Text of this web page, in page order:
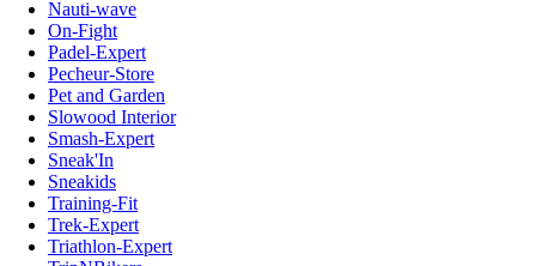
Nauti-wave
On-Fight
Padel-Expert
Pecheur-Store
Pet and Garden
Slowood Interior
Smash-Expert
Sneak'In
Sneakids
Training-Fit
Trek-Expert
Triathlon-Expert